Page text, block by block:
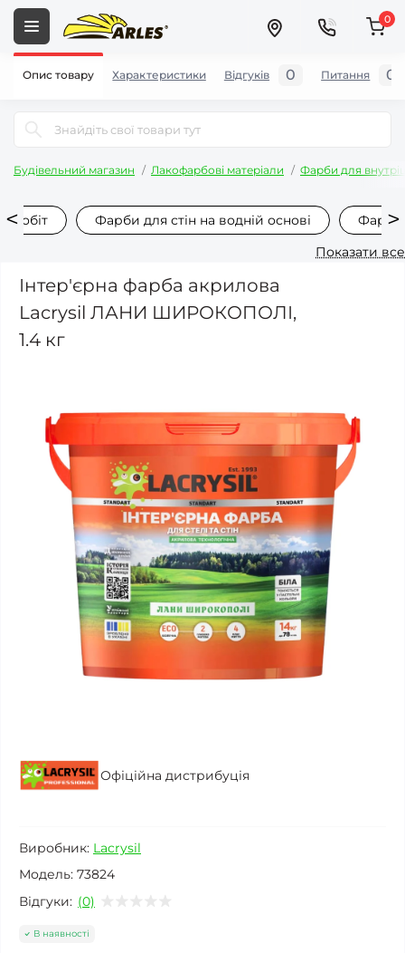
0
Будівельний магазин Лакофарбові матеріали Фарби для
робіт Фарби для стін на водній основі
Фарба
Показати все
Інтер'єрна фарба акрилова
Lacrysil ЛАНИ ШИРОКОПОЛІ,
1.4 кг
Офіційна дистрибуція
Виробник: Lacrysil
Модель: 73824
Відгуки: (0)
В наявності
Опис товару Характеристики Відгуків 0 Питання 0